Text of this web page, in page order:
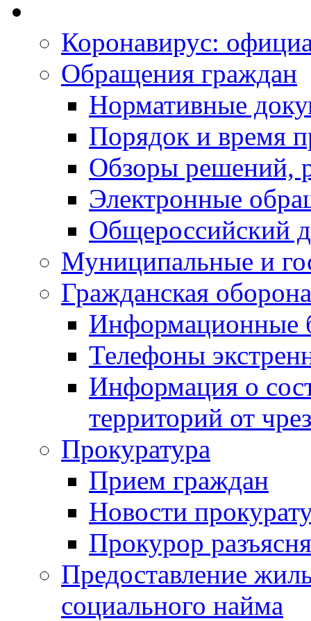
Коронавирус:
Обращения граждан
Нормативные
Порядок и время
Обзоры решений,
Электронные
Общероссийский
Муниципальные и
Гражданская
Информационные
Телефоны
Информация о
территорий от
Прокуратура
Прием граждан
Новости
Прокурор
Предоставление
социального найма